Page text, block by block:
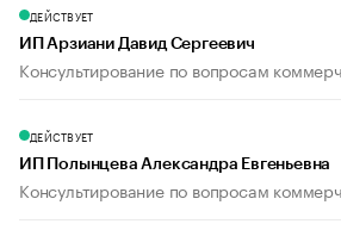
ДЕЙСТВУЕТ
ИП Арзиани Давид Сергеевич
Консультирование по вопросам
ДЕЙСТВУЕТ
ИП Полынцева Александра Евгеньевна
Консультирование по вопросам